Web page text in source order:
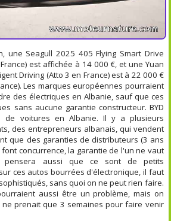
une Seagull 2025 405 Flying Smart Drive
est affichée à 14 000 €, et une Yuan
Driving (Atto 3 en France) est à 22 000 €
Les marques européennes pourraient
des électriques en Albanie, sauf que ces
sans aucune garantie constructeur. BYD
voitures en Albanie. Il y a plusieurs
des entrepreneurs albanais, qui vendent
que des garanties de distributeurs (3 ans
font concurrence, la garantie de l'un ne vaut
pensera aussi que ce sont de petits
ces autos bourrées d'électronique, il faut
sans quoi on ne peut rien faire.
aussi être un problème, mais on
prenait que 3 semaines pour faire venir